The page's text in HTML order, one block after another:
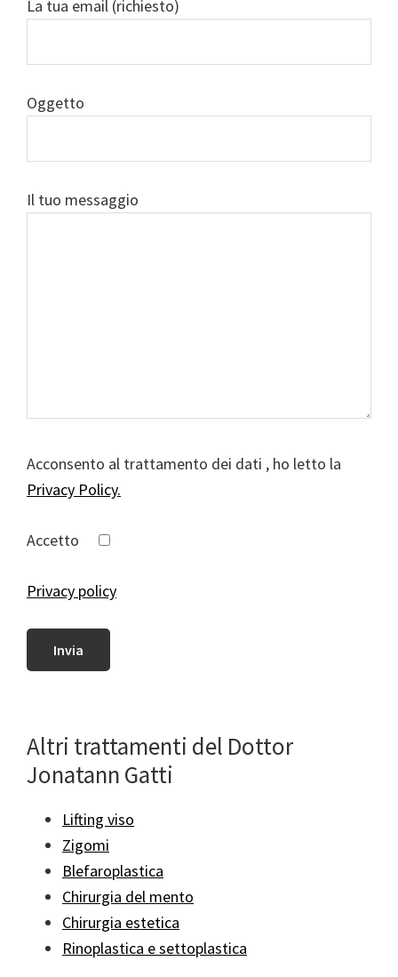
La tua email (richiesto)
Oggetto
Il tuo messaggio
Acconsento al trattamento dei dati , ho letto la
Privacy Policy.
Accetto
Privacy policy
Altri trattamenti del Dottor
Jonatann Gatti
Lifting viso
Zigomi
Blefaroplastica
Chirurgia del mento
Chirurgia estetica
Rinoplastica e settoplastica